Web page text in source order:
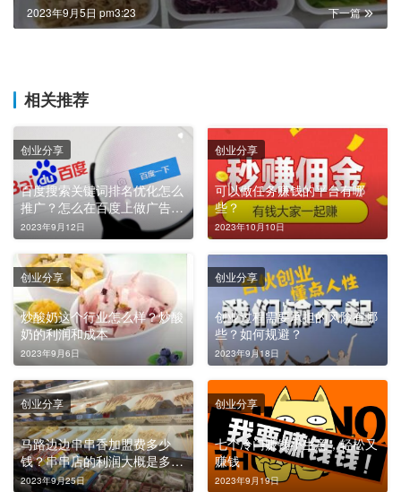
下一篇
2023年9月5日 pm3:23
相关推荐
百度搜索关键词排名优化怎么
推广？怎么在百度上做广告推
广？
2023年9月12日
创业分享
可以做任务赚钱的平台有哪
些？
2023年10月10日
创业分享
炒酸奶这个行业怎么样？炒酸
奶的利润和成本
2023年9月6日
创业分享
创业过程需要承担的风险有哪
些？如何规避？
2023年9月18日
创业分享
马路边边串串香加盟费多少
钱？串串店的利润大概是多
少？
2023年9月25日
创业分享
七个冷门赚钱小生意，轻松又
赚钱
2023年9月19日
创业分享